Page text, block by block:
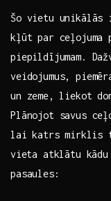
Šo vietu unikālās
kļūt‌ par ceļojuma
piepildījumam.
veidojumus,
un zeme, ⁣liekot
Plānojot savus
lai katrs⁤ mirklis
⁢vieta atklātu kādu
pasaules: